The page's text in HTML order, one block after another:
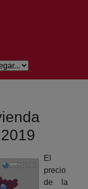
El
precio
de la